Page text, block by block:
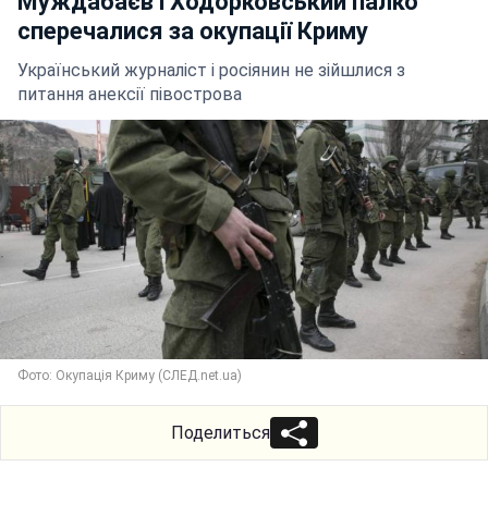
сперечалися за окупації Криму
Український журналіст і росіянин не зійшлися з
питання анексії півострова
Фото: Окупація Криму (СЛЕД.net.ua)
Поделиться